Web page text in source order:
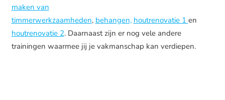
maken van
timmerwerkzaamheden, behangen, houtrenovatie 1 en
houtrenovatie 2. Daarnaast zijn er nog vele andere
trainingen waarmee jij je vakmanschap kan verdiepen.